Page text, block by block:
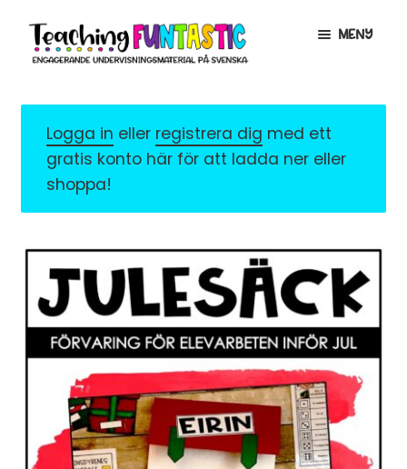
Hoppa
till
navigering
Gå
till
innehåll
MENY
MITT KONTO
GRATISMATERIAL
LICENSER
EXPANDERA
UNDERMENY
TYPSNITT
Logga in eller registrera dig med ett
gratis konto här för att ladda ner eller
shoppa!